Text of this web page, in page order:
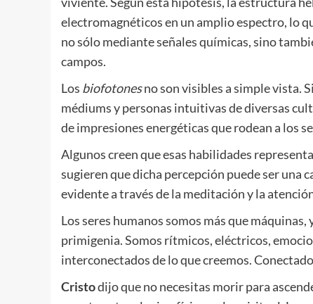
electromagnéticos en un amplio espectro, lo
no sólo mediante señales químicas, sino
campos.
Los biofotonesno son visibles a simple vista.
médiums y personas intuitivas de diversas
de impresiones energéticas que rodean a los
Algunos creen que esas habilidades
sugieren que dicha percepción puede ser una
evidente a través de la meditación y la
Los seres humanos somos más que
primigenia. Somos rítmicos, eléctricos,
interconectados de lo que creemos.
Cristodijo que no necesitas morir para